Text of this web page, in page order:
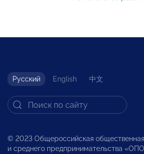
Русский English 中文
© 2023 Общероссийская общественная
и среднего предпринимательства